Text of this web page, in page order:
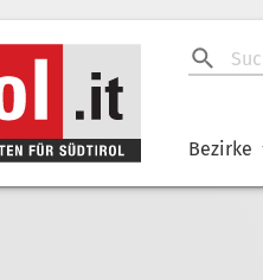
Bezirke